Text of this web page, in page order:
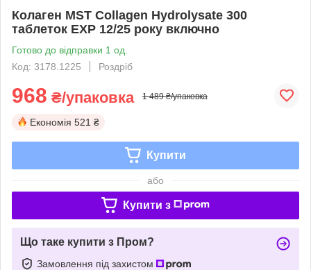
Колаген MST Сollagen Hydrolysate 300
таблеток EXP 12/25 року включно
Готово до відправки 1 од.
Код: 3178.1225
Роздріб
968 ₴/упаковка 1 489 ₴/упаковка
Економія 521 ₴
Купити
або
Купити з
Що таке купити з Пром?
Замовлення під захистом